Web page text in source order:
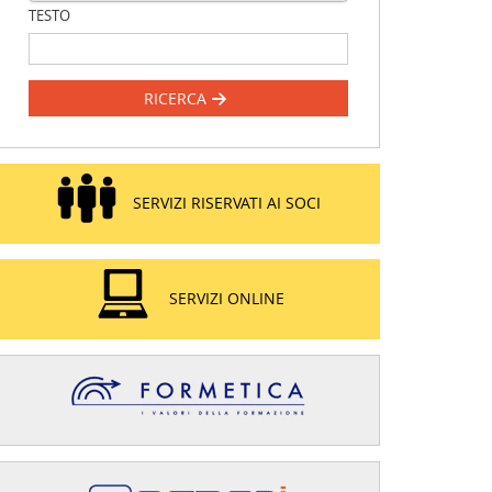
TESTO
RICERCA
SERVIZI RISERVATI AI SOCI
SERVIZI ONLINE